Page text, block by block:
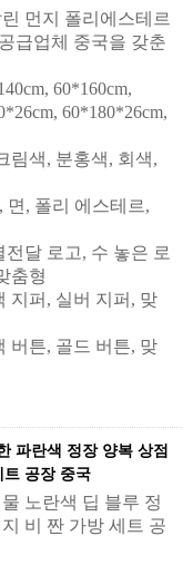
먼지 폴리에스테르
급업체 중국을 갖춘
60*160cm,
60*180*26cm,
림색, 분홍색, 회색,
면, 폴리 에스테르,
전달 로고, 수 놓은 로
춤형
지퍼, 실버 지퍼, 맞
버튼, 골드 버튼, 맞
파란색 정장 양복 상점
트 공장 중국
노란색 딥 블루 정
비 짠 가방 세트 공